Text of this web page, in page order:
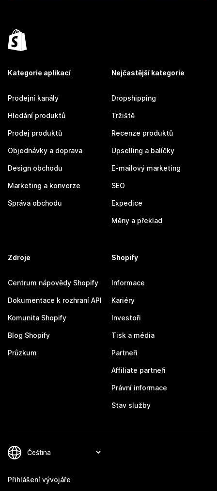
Kategorie aplikací
Prodejní kanály
Hledání produktů
Prodej produktů
Objednávky a doprava
Design obchodu
Marketing a konverze
Správa obchodu
Nejčastější kategorie
Dropshipping
Tržiště
Recenze produktů
Upselling a balíčky
E-mailový marketing
SEO
Expedice
Měny a překlad
Zdroje
Centrum nápovědy Shopify
Dokumentace k rozhraní API
Komunita Shopify
Blog Shopify
Průzkum
Shopify
Informace
Kariéry
Investoři
Tisk a média
Partneři
Affiliate partneři
Právní informace
Stav služby
Přihlášení vývojáře